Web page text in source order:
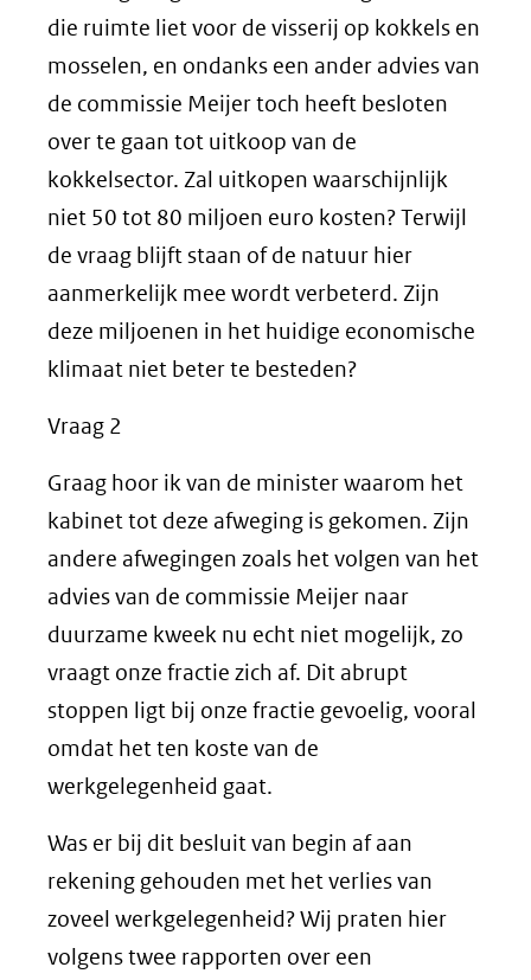
die ruimte liet voor de visserij op kokkels en
mosselen, en ondanks een ander advies van
de commissie Meijer toch heeft besloten
over te gaan tot uitkoop van de
kokkelsector. Zal uitkopen waarschijnlijk
niet 50 tot 80 miljoen euro kosten? Terwijl
de vraag blijft staan of de natuur hier
aanmerkelijk mee wordt verbeterd. Zijn
deze miljoenen in het huidige economische
klimaat niet beter te besteden?
Vraag 2
Graag hoor ik van de minister waarom het
kabinet tot deze afweging is gekomen. Zijn
andere afwegingen zoals het volgen van het
advies van de commissie Meijer naar
duurzame kweek nu echt niet mogelijk, zo
vraagt onze fractie zich af. Dit abrupt
stoppen ligt bij onze fractie gevoelig, vooral
omdat het ten koste van de
werkgelegenheid gaat.
Was er bij dit besluit van begin af aan
rekening gehouden met het verlies van
zoveel werkgelegenheid? Wij praten hier
volgens twee rapporten over een